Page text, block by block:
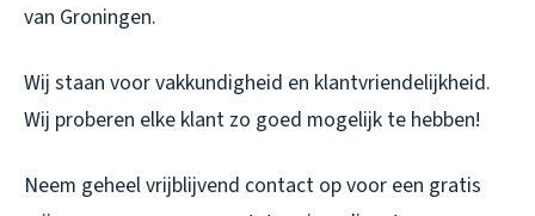
van Groningen.
Wij staan voor vakkundigheid en klantvriendelijkheid.
Wij proberen elke klant zo goed mogelijk te hebben!
Neem geheel vrijblijvend contact op voor een gratis